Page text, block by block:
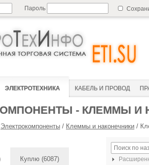
Пароль
ЭЛЕКТРОТЕХНИКА КАБЕЛЬ И ПРОВОД
- КЛЕММЫ И
Электрокомпоненты / Клеммы и наконечники /
Куплю (6087)